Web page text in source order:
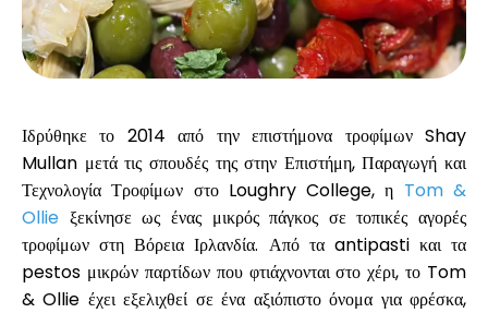
Ιστολόγιο
Επικοινωνήστε μαζί μας
Βοήθεια
Ιδρύθηκε το 2014 από την επιστήμονα τροφίμων Shay
Mullan μετά τις σπουδές της στην Επιστήμη, Παραγωγή και
Τεχνολογία Τροφίμων στο Loughry College, η Tom &
Ollie ξεκίνησε ως ένας μικρός πάγκος σε τοπικές αγορές
τροφίμων στη Βόρεια Ιρλανδία. Από τα antipasti και τα
pestos μικρών παρτίδων που φτιάχνονται στο χέρι, το Tom
& Ollie έχει εξελιχθεί σε ένα αξιόπιστο όνομα για φρέσκα,